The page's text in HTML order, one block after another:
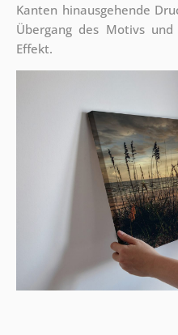
Kanten hinausgehende
Übergang des Motivs
Effekt.